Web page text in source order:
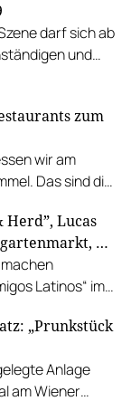
darf sich ab
und
zum
wir am
Das sind die
Herd”, Lucas
…
Latinos“ im
Riederalm
„Prunkstück
Anlage
am Wiener